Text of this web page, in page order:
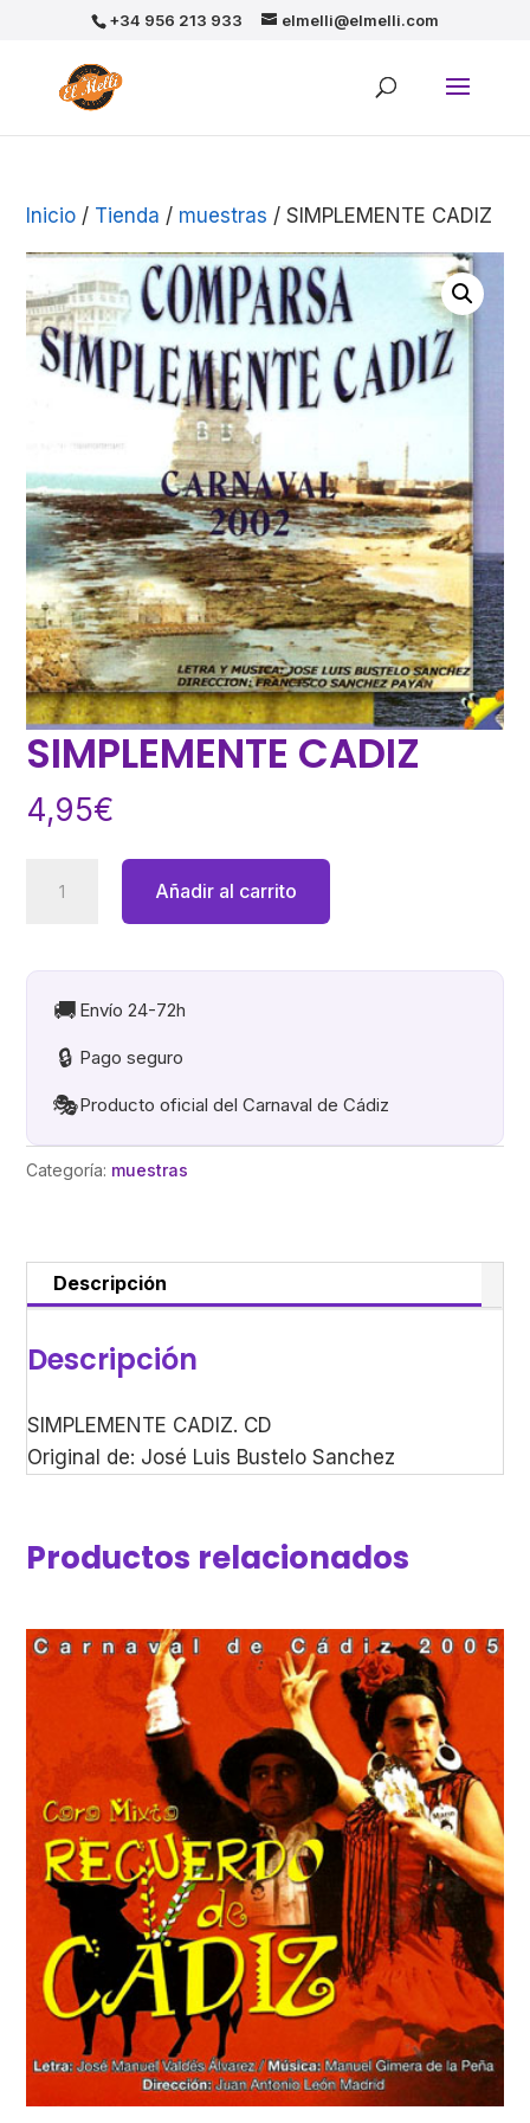
+34 956 213 933 elmelli@elmelli.com
Inicio / Tienda / muestras / SIMPLEMENTE CADIZ
SIMPLEMENTE CADIZ
4,95€
CADIZ
Añadir al carrito
🚚 Envío 24-72h
🔒 Pago seguro
🎭Producto oficial del Carnaval de Cádiz
Categoría: muestras
Descripción
Descripción
SIMPLEMENTE CADIZ. CD
Original de: José Luis Bustelo Sanchez
Productos relacionados